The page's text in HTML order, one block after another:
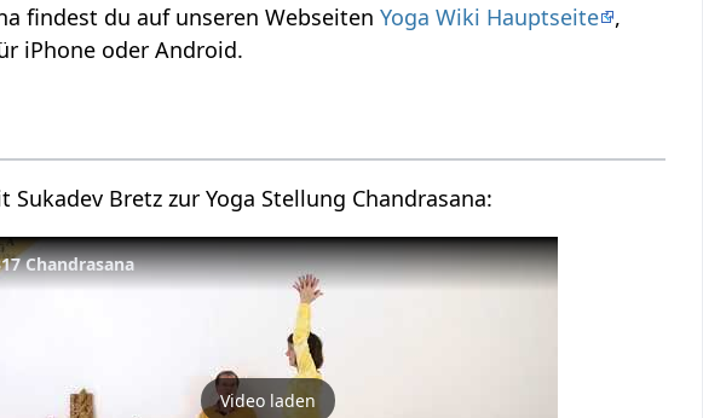
findest du auf unseren WebseitenYoga Wiki Hauptseite ,
iPhone oder Android.
Bretz zur Yoga Stellung Chandrasana:
Chandrasana
Video laden